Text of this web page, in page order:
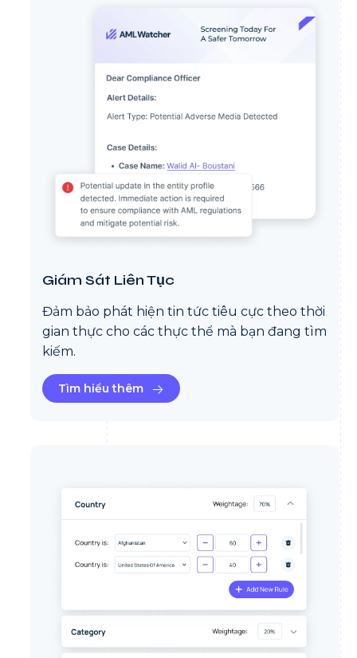
Giám Sát Liên Tục
Đảm bảo phát hiện tin tức tiêu cực theo thời
gian thực cho các thực thể mà bạn đang tìm
kiếm.
Tìm hiểu thêm